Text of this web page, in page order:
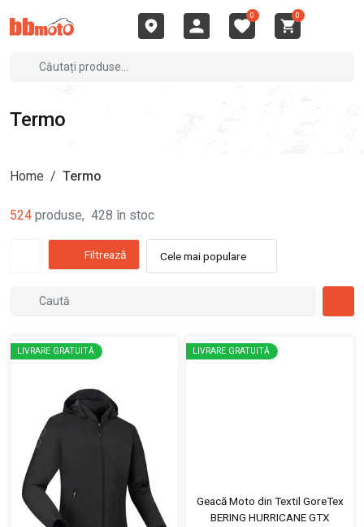
0 0
Termo
Home / Termo
524 produse, 428 în stoc
Filtrează Cele mai populare
LIVRARE GRATUITĂ LIVRARE GRATUITĂ
Geacă Moto din Textil GoreTex
BERING HURRICANE GTX